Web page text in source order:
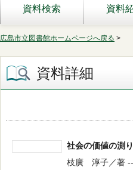
資料検索 資料
広島市立図書館ホームページへ戻る >
資料詳細
社会の価値の測
枝廣 淳子／著 --